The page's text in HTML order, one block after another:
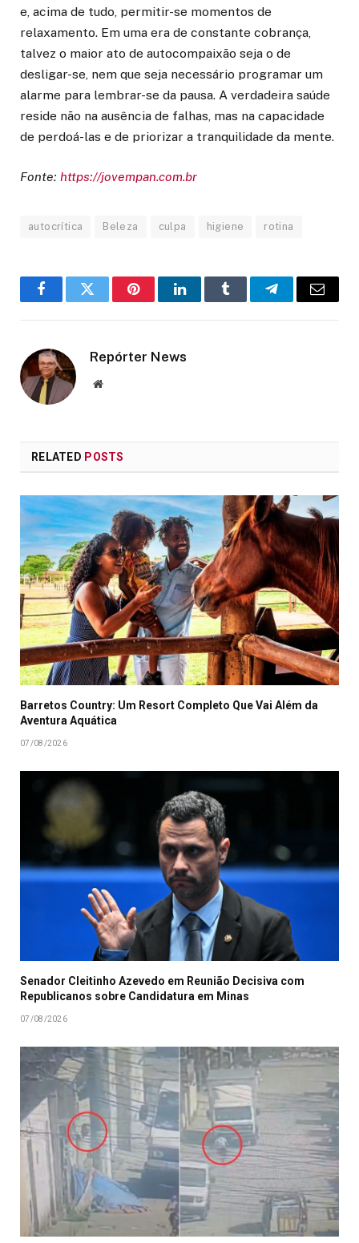
e, acima de tudo, permitir-se momentos de
relaxamento. Em uma era de constante cobrança,
talvez o maior ato de autocompaixão seja o de
desligar-se, nem que seja necessário programar um
alarme para lembrar-se da pausa. A verdadeira saúde
reside não na ausência de falhas, mas na capacidade
de perdoá-las e de priorizar a tranquilidade da mente.
Fonte: https://jovempan.com.br
autocrítica Beleza culpa higiene rotina
FacebookTwitter PinterestLinkedInTumblr TelegramEmail
Repórter News
Website
RELATED POSTS
Barretos Country: Um Resort Completo Que Vai Além da
Aventura Aquática
07/08/2026
Senador Cleitinho Azevedo em Reunião Decisiva com
Republicanos sobre Candidatura em Minas
07/08/2026